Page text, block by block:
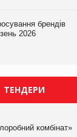
брендів
2026
ТЕНДЕРИ
комбінат»